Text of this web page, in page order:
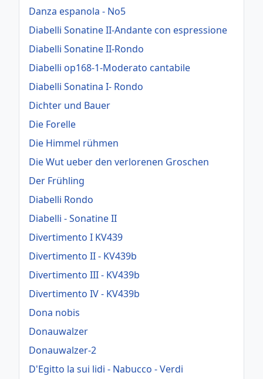
Danza espanola - No5
Diabelli Sonatine II-Andante con espressione
Diabelli Sonatine II-Rondo
Diabelli op168-1-Moderato cantabile
Diabelli Sonatina I- Rondo
Dichter und Bauer
Die Forelle
Die Himmel rühmen
Die Wut ueber den verlorenen Groschen
Der Frühling
Diabelli Rondo
Diabelli - Sonatine II
Divertimento I KV439
Divertimento II - KV439b
Divertimento III - KV439b
Divertimento IV - KV439b
Dona nobis
Donauwalzer
Donauwalzer-2
D'Egitto la sui lidi - Nabucco - Verdi